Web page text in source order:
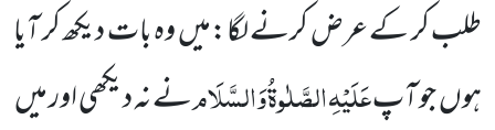
طلب کر کے عرض کرنے لگا:میں وہ بات دیکھ کر آیا
ہوںجو آپعَلَیْہِالصَّلٰوۃُوَالسَّلَامنے نہ دیکھی اور میں